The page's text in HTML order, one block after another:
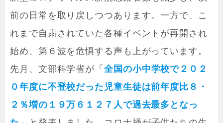
前の日常を取り戻しつつあります。一方で、こ
れまで自粛されていた各種イベントが再開され
始め、第６波を危惧する声も上がっています。
先月、文部科学省が「 全国の小中学校で２０２
０年度に不登校だった児童生徒は前年度比８・
２％増の１９万６１２７人で過去最多となっ